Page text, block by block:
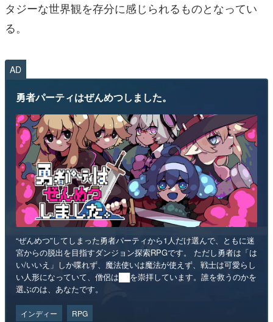
タジーな世界観を存分に感じられるものとなってい
る。
AD
勇者パーティはぜんめつしました。
“ぜんめつ”してしまった勇者パーティから1人だけ選んで、ともに迷
宮からの脱出を目指すダンジョン探索RPGです。 ただし勇者は「は
い/いいえ」しか喋れず、魔法使いは魔法が使えず、戦士は可愛らし
い人形になっていて、僧侶は██を崇拝しています。誰を救うのかを
選ぶのは、あなたです。
インディー RPG